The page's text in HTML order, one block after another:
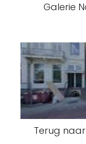
Galerie
Terug